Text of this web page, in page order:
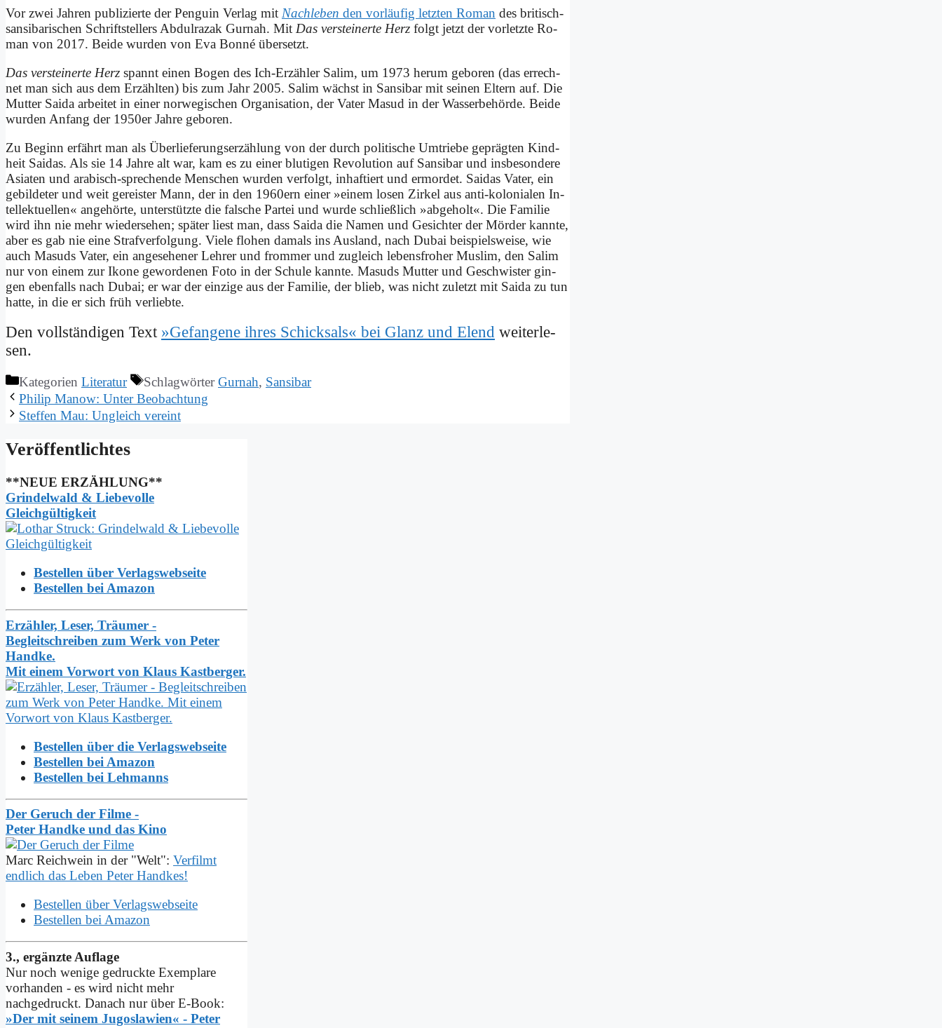
Vor zwei Jah­ren pu­bli­zier­te der Pen­gu­in Ver­lag mit Nach­le­ben den vor­läu­fig letz­ten Ro­man des bri­tisch-
san­si­ba­ri­schen Schrift­stel­lers Ab­dul­razak Gur­nah. Mit Das ver­stei­ner­te Herz folgt jetzt der vor­letz­te Ro­
man von 2017. Bei­de wur­den von Eva Bon­né über­setzt.
Das ver­stei­ner­te Herz spannt ei­nen Bo­gen des Ich-Er­zäh­ler Sa­lim, um 1973 her­um ge­bo­ren (das er­rech­
net man sich aus dem Er­zähl­ten) bis zum Jahr 2005. Sa­lim wächst in San­si­bar mit sei­nen El­tern auf. Die
Mut­ter Sai­da ar­bei­tet in ei­ner nor­we­gi­schen Or­ga­ni­sa­ti­on, der Va­ter Ma­sud in der Was­ser­be­hör­de. Bei­de
wur­den An­fang der 1950er Jah­re ge­bo­ren.
Zu Be­ginn er­fährt man als Über­lie­fe­rungs­er­zäh­lung von der durch po­li­ti­sche Um­trie­be ge­präg­ten Kind­
heit Sai­das. Als sie 14 Jah­re alt war, kam es zu ei­ner blu­ti­gen Re­vo­lu­ti­on auf San­si­bar und ins­be­son­de­re
Asia­ten und ara­bisch-spre­chen­de Men­schen wur­den ver­folgt, in­haf­tiert und er­mor­det. Sai­das Va­ter, ein
ge­bil­de­ter und weit ge­rei­ster Mann, der in den 1960ern ei­ner »ei­nem lo­sen Zir­kel aus an­ti-ko­lo­nia­len In­
tel­lek­tu­el­len« an­ge­hör­te, un­ter­stütz­te die fal­sche Par­tei und wur­de schließ­lich »ab­ge­holt«. Die Fa­mi­lie
wird ihn nie mehr wie­der­se­hen; spä­ter liest man, dass Sai­da die Na­men und Ge­sich­ter der Mör­der kann­te,
aber es gab nie ei­ne Straf­ver­fol­gung. Vie­le flo­hen da­mals ins Aus­land, nach Du­bai bei­spiels­wei­se, wie
auch Ma­suds Va­ter, ein an­ge­se­he­ner Leh­rer und from­mer und zu­gleich le­bens­fro­her Mus­lim, den Sa­lim
nur von ei­nem zur Iko­ne ge­wor­de­nen Fo­to in der Schu­le kann­te. Ma­suds Mut­ter und Ge­schwi­ster gin­
gen eben­falls nach Du­bai; er war der ein­zi­ge aus der Fa­mi­lie, der blieb, was nicht zu­letzt mit Sai­da zu tun
hat­te, in die er sich früh ver­lieb­te.
Den voll­stän­di­gen Text »Ge­fan­ge­ne ih­res Schick­sals« bei Glanz und Elend wei­ter­le­
sen.
Kategorien Literatur SchlagwörterGurnah, Sansibar
Phil­ip Ma­now: Un­ter Be­ob­ach­tung
Stef­fen Mau: Un­gleich ver­eint
Ver­öf­fent­lich­tes
**NEUE ERZÄHLUNG**
Grindelwald & Liebevolle
Gleichgültigkeit
Bestellen über Verlagswebseite
Bestellen bei Amazon
Erzähler, Leser, Träumer -
Begleitschreiben zum Werk von Peter
Handke.
Mit einem Vorwort von Klaus Kastberger.
Bestellen über die Verlagswebseite
Bestellen bei Amazon
Bestellen bei Lehmanns
Der Geruch der Filme -
Peter Handke und das Kino
Marc Reichwein in der "Welt": Verfilmt
endlich das Leben Peter Handkes!
Bestellen über Verlagswebseite
Bestellen bei Amazon
3., ergänzte Auflage
Nur noch wenige gedruckte Exemplare
vorhanden - es wird nicht mehr
nachgedruckt. Danach nur über E-Book:
»Der mit seinem Jugoslawien« - Peter